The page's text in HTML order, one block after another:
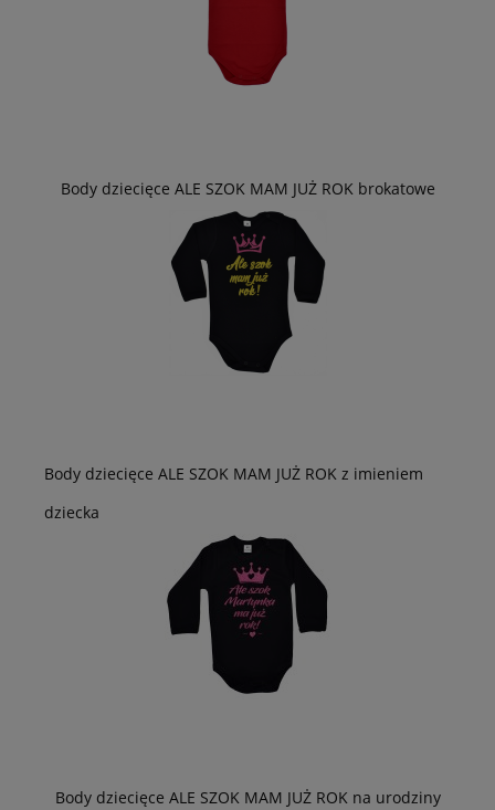
Body dziecięce ALE SZOK MAM JUŻ ROK brokatowe
Body dziecięce ALE SZOK MAM JUŻ ROK z imieniem
dziecka
Body dziecięce ALE SZOK MAM JUŻ ROK na urodziny